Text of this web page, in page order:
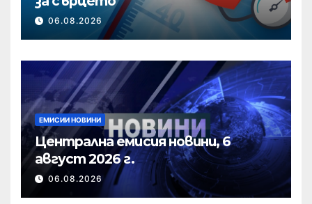
06.08.2026
ЕМИСИИ НОВИНИ
Централна емисия новини, 6
август 2026 г.
06.08.2026